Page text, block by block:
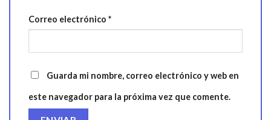
Correo electrónico *
Guarda mi nombre, correo electrónico y web en
este navegador para la próxima vez que comente.